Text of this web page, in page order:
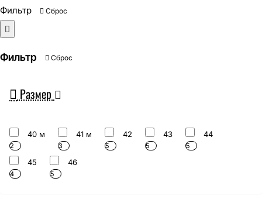
Фильтр Сброс
Фильтр Сброс
Размер
40 м
2
41 м
3
42
5
43
5
44
5
45
4
46
5